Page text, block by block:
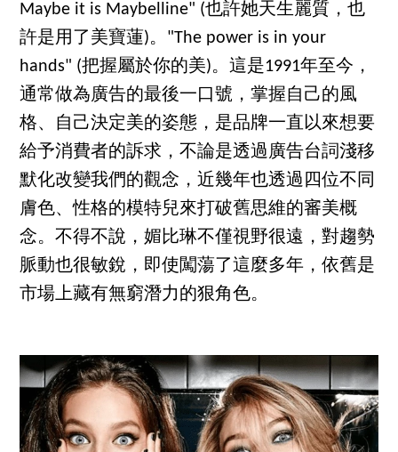
Maybe it is Maybelline" (也許她天生麗質，也
許是用了美寶蓮)。"The power is in your
hands" (把握屬於你的美)。這是1991年至今，
通常做為廣告的最後一口號，掌握自己的風
格、自己決定美的姿態，是品牌一直以來想要
給予消費者的訴求，不論是透過廣告台詞淺移
默化改變我們的觀念，近幾年也透過四位不同
膚色、性格的模特兒來打破舊思維的審美概
念。不得不說，媚比琳不僅視野很遠，對趨勢
脈動也很敏銳，即使闖蕩了這麼多年，依舊是
市場上藏有無窮潛力的狠角色。